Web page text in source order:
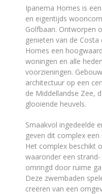
Ipanema Homes is
en eigentijds
Golfbaan. Ontworpen
genieten van de
Homes een
woningen en alle
voorzieningen.
architectuur op een
de Middellandse Zee,
glooiende heuvels.
Smaakvol ingedeelde
geven dit complex
Het complex beschikt
waaronder een
omringd door ruime
Deze zwembaden
creëren van een